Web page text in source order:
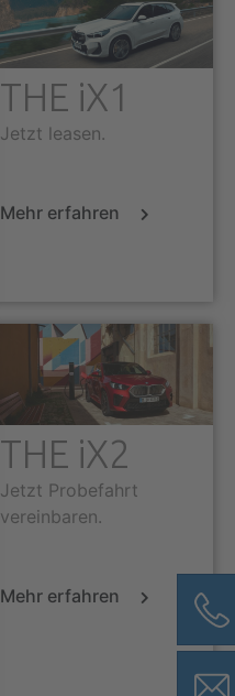
THE iX1
Jetzt leasen.
Mehr erfahren
THE iX2
Jetzt Probefahrt
vereinbaren.
Mehr erfahren